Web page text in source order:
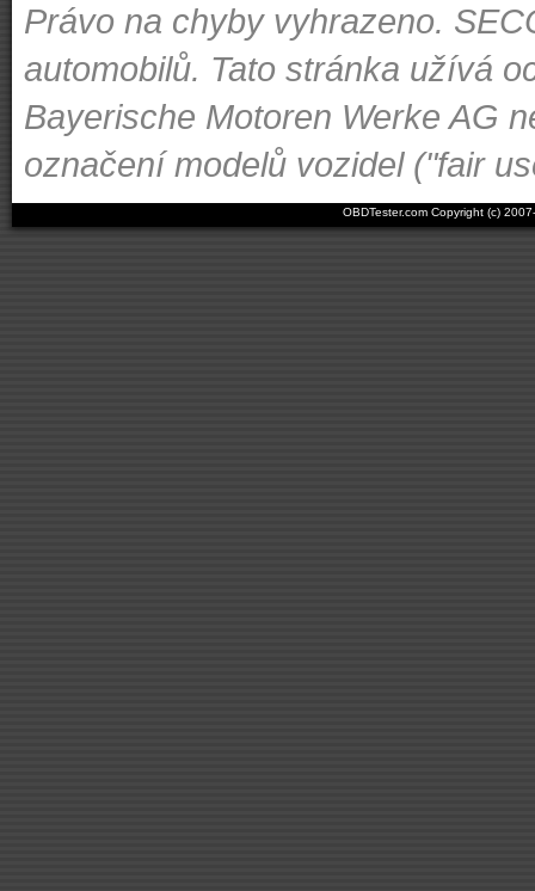
Právo na chyby vyhrazeno.
automobilů. Tato stránka užívá
Bayerische Motoren Werke AG
označení modelů vozidel ("fair
OBDTester.com Copyright (c)